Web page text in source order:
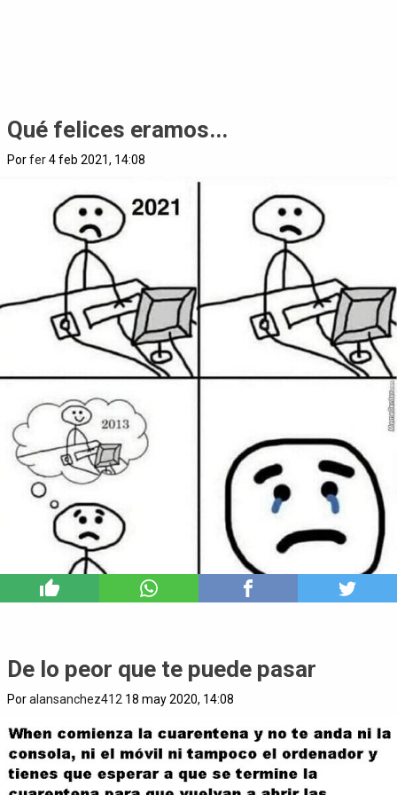
Qué felices eramos...
Porfer4 feb 2021, 14:08
De lo peor que te puede pasar
Poralansanchez412 18 may 2020, 14:08